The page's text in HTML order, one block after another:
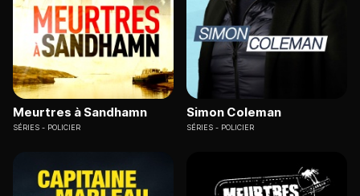
Meurtres à Sandhamn
SÉRIES POLICIER
Simon Coleman
SÉRIES POLICIER